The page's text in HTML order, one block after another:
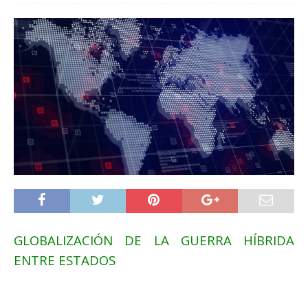
GLOBALIZACIÓN DE LA GUERRA HÍBRIDA
ENTRE ESTADOS